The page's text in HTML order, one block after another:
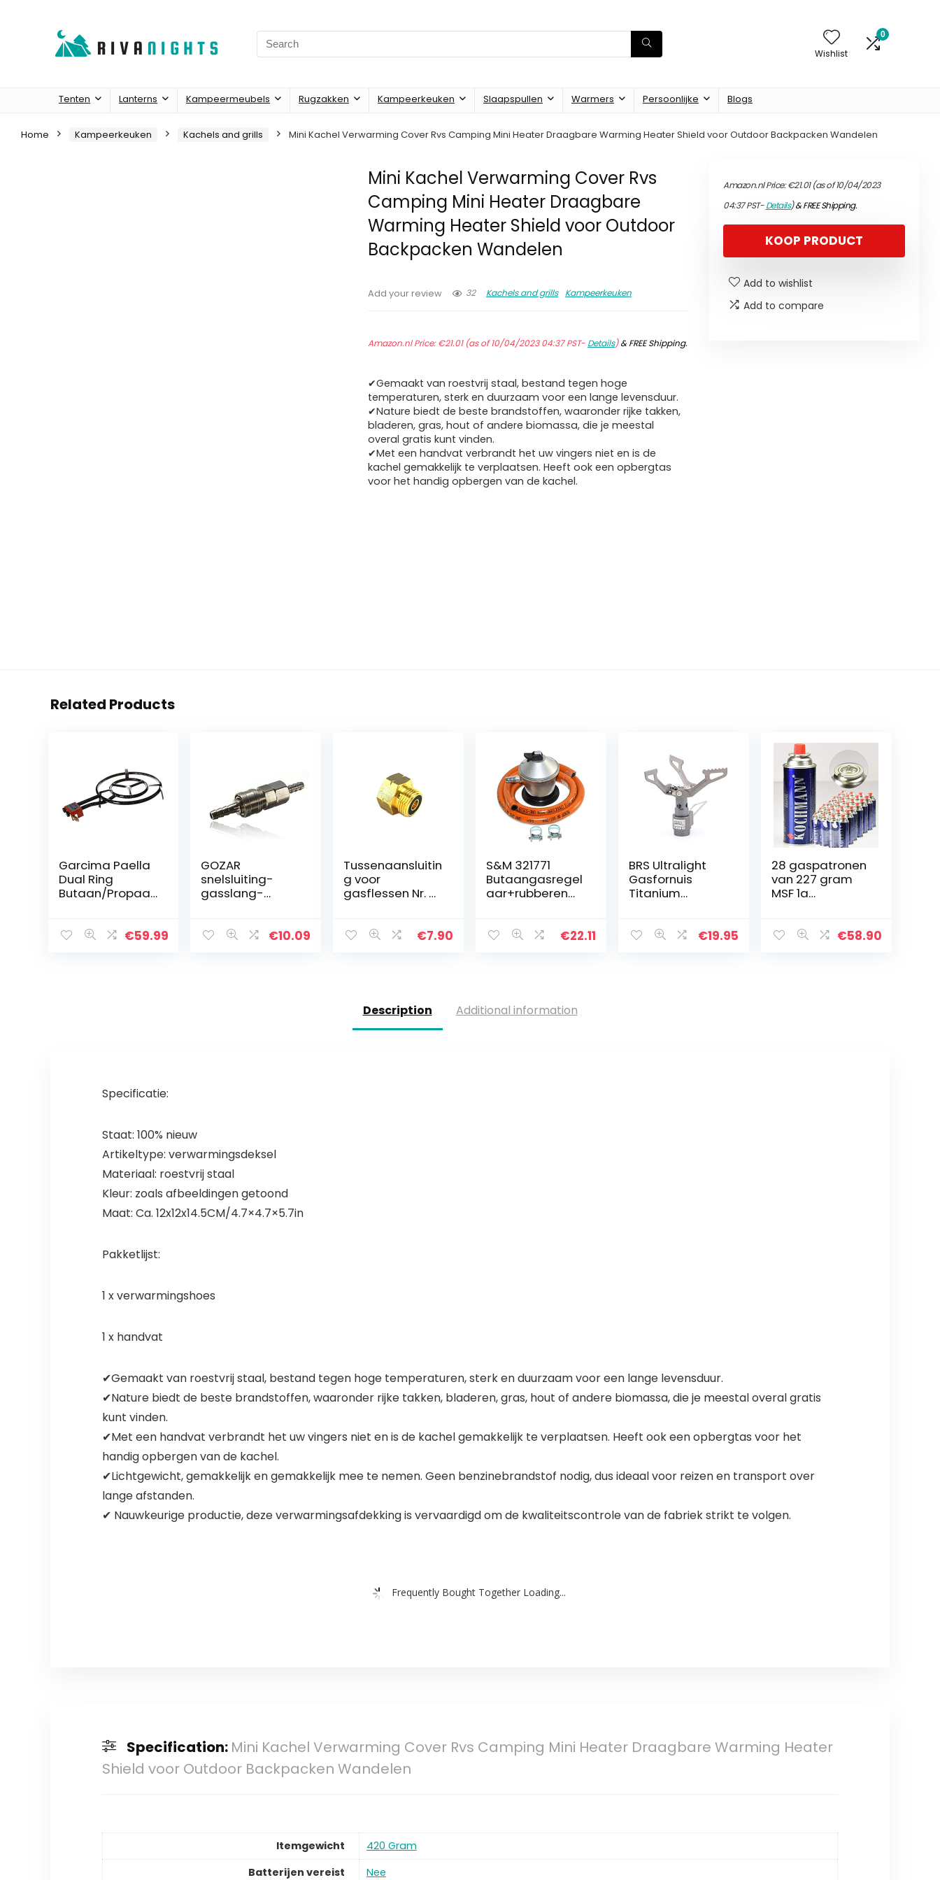
Search
for:
Wishlist
0
Tenten Lanterns Kampeermeubels Rugzakken Kampeerkeuken Slaapspullen Warmers Persoonlijke Blogs
Home Kampeerkeuken Kachels and grills Mini Kachel Verwarming Cover Rvs Camping Mini Heater Draagbare Warming Heater Shield voor Outdoor Backpacken Wandelen
Mini Kachel Verwarming Cover Rvs
Camping Mini Heater Draagbare
Warming Heater Shield voor Outdoor
Backpacken Wandelen
Add your review 32 Kachels and grills Kampeerkeuken
Amazon.nl Price:€21.01(as of 10/04/2023 04:37 PST- Details)&FREE Shipping.
✔Gemaakt van roestvrij staal, bestand tegen hoge
temperaturen, sterk en duurzaam voor een lange levensduur.
✔Nature biedt de beste brandstoffen, waaronder rijke takken,
bladeren, gras, hout of andere biomassa, die je meestal
overal gratis kunt vinden.
✔Met een handvat verbrandt het uw vingers niet en is de
kachel gemakkelijk te verplaatsen. Heeft ook een opbergtas
voor het handig opbergen van de kachel.
Amazon.nl Price:€21.01(as of 10/04/2023
04:37 PST-Details)&FREE Shipping.
KOOP PRODUCT
Add to wishlist
Add to compare
Related Products
Garcima Paella
Dual Ring
Butaan/Propaan
€59.99
GOZAR
snelsluiting-
gasslang-
8 mm voor
€10.09
Tussenaansluitin
g voor
gasflessen Nr. 4
Duitse uitvoering
€7.90
S&M 321771
Butaangasregel
aar+rubberen
grijs/oranje
€22.11
BRS Ultralight
Gasfornuis
Titanium
Outdoor Fornuis
€19.95
28 gaspatronen
van 227 gram
MSF 1a
€58.90
Description Additional information
Specificatie:
Staat: 100% nieuw
Artikeltype: verwarmingsdeksel
Materiaal: roestvrij staal
Kleur: zoals afbeeldingen getoond
Maat: Ca. 12x12x14.5CM/4.7×4.7×5.7in
Pakketlijst:
1 x verwarmingshoes
1 x handvat
✔Gemaakt van roestvrij staal, bestand tegen hoge temperaturen, sterk en duurzaam voor een lange levensduur.
✔Nature biedt de beste brandstoffen, waaronder rijke takken, bladeren, gras, hout of andere biomassa, die je meestal overal gratis
kunt vinden.
✔Met een handvat verbrandt het uw vingers niet en is de kachel gemakkelijk te verplaatsen. Heeft ook een opbergtas voor het
handig opbergen van de kachel.
✔Lichtgewicht, gemakkelijk en gemakkelijk mee te nemen. Geen benzinebrandstof nodig, dus ideaal voor reizen en transport over
lange afstanden.
✔ Nauwkeurige productie, deze verwarmingsafdekking is vervaardigd om de kwaliteitscontrole van de fabriek strikt te volgen.
Frequently Bought Together Loading...
Specification: Mini Kachel Verwarming Cover Rvs Camping Mini Heater Draagbare Warming Heater
Shield voor Outdoor Backpacken Wandelen
Itemgewicht
420 Gram
Batterijen vereist
Nee